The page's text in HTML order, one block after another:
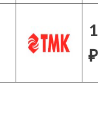
₽